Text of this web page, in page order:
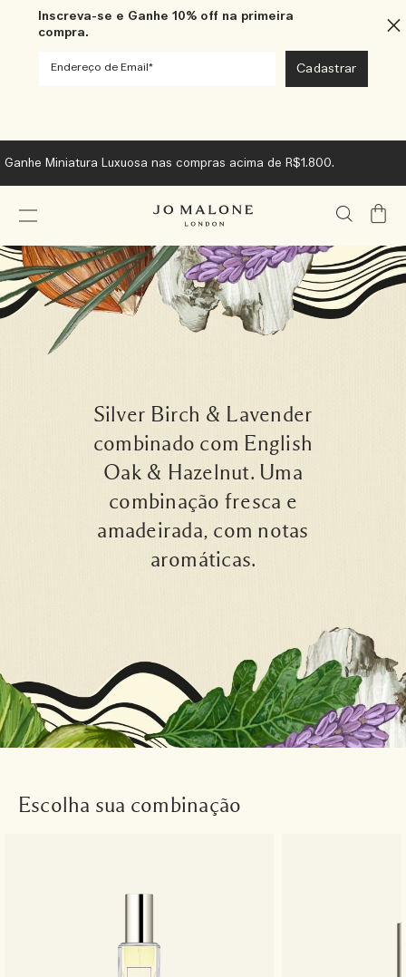
Inscreva-se e Ganhe 10% off na primeira
compra.
Ganhe Miniatura Luxuosa nas compras acima de R$1.800.
Meu
Silver Birch & Lavender
combinado com English
Oak & Hazelnut. Uma
combinação fresca e
amadeirada, com notas
aromáticas.
Escolha sua combinação